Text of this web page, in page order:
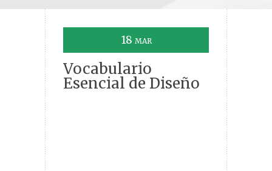
18 MAR
Vocabulario
Esencial de Diseño